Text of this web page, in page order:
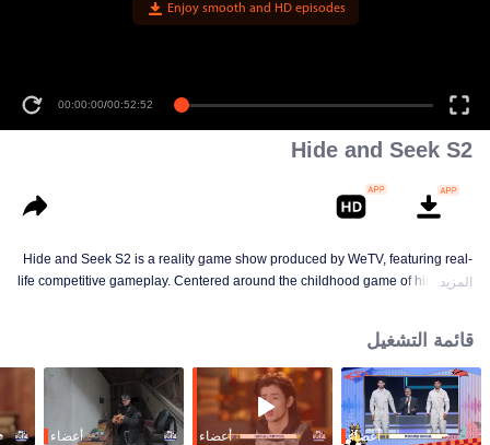
Enjoy smooth and HD episodes
00:00:00/00:52:52
Hide and Seek S2
Hide and Seek S2 is a reality game show produced by WeTV, featuring real-
life competitive gameplay. Centered around the childhood game of hide-and-
and extraordinary mental agility, using all kinds of ingenious tactics to evade
blanket searches by various hunter squads.
المزيد
قائمة التشغيل
أعضاء أعضاء أعضاء